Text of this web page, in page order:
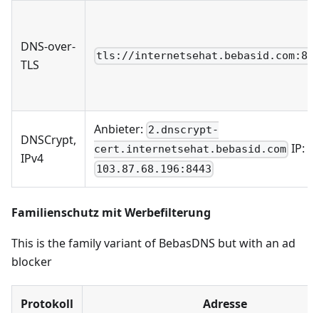
DNS-over-
TLS
tls://
DNSCrypt,
IPv4
Anbieter: 2.dnscrypt-
cert.internetsehat.bebasid.com IP:
103.87.68.196:8443
Familienschutz mit Werbefilterung
This is the family variant of BebasDNS but with an ad
blocker
Protokoll Adresse